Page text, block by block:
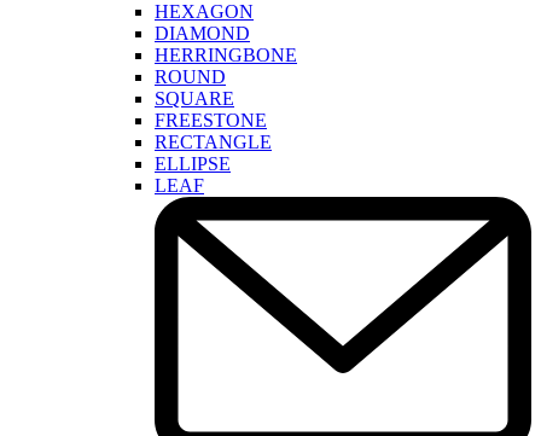
HEXAGON
DIAMOND
HERRINGBONE
ROUND
SQUARE
FREESTONE
RECTANGLE
ELLIPSE
LEAF